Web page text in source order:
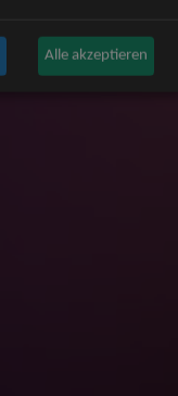
Alle akzeptieren